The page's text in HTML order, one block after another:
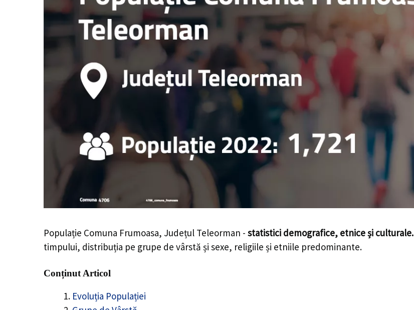
Populație Comuna Frumoasa, Județul Teleorman - statistici demografice, etnice și culturale.
timpului, distribuția pe grupe de vârstă și sexe, religiile și etniile predominante.
Conținut Articol
Evoluția Populației